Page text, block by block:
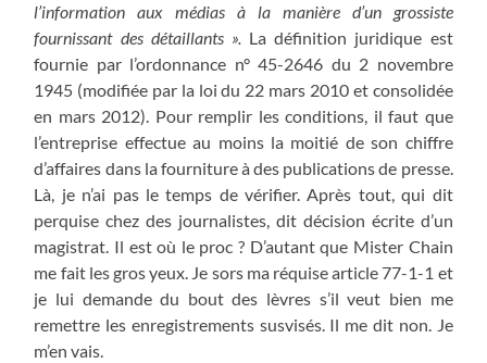
l’information aux médias à la manière d’un grossiste
fournissant des détaillants ».La définition juridique est
fournie par l’ordonnance n° 45-2646 du 2 novembre
1945 (modifiée par la loi du 22 mars 2010 et consolidée
en mars 2012). Pour remplir les conditions, il faut que
l’entreprise effectue au moins la moitié de son chiffre
d’affaires dans la fourniture à des publications de presse.
Là, je n’ai pas le temps de vérifier. Après tout, qui dit
perquise chez des journalistes, dit décision écrite d’un
magistrat. Il est où le proc ? D’autant que Mister Chain
me fait les gros yeux. Je sors ma réquise article 77-1-1 et
je lui demande du bout des lèvres s’il veut bien me
remettre les enregistrements susvisés. Il me dit non. Je
m’en vais.